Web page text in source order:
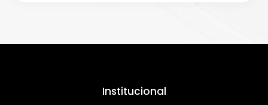
Institucional